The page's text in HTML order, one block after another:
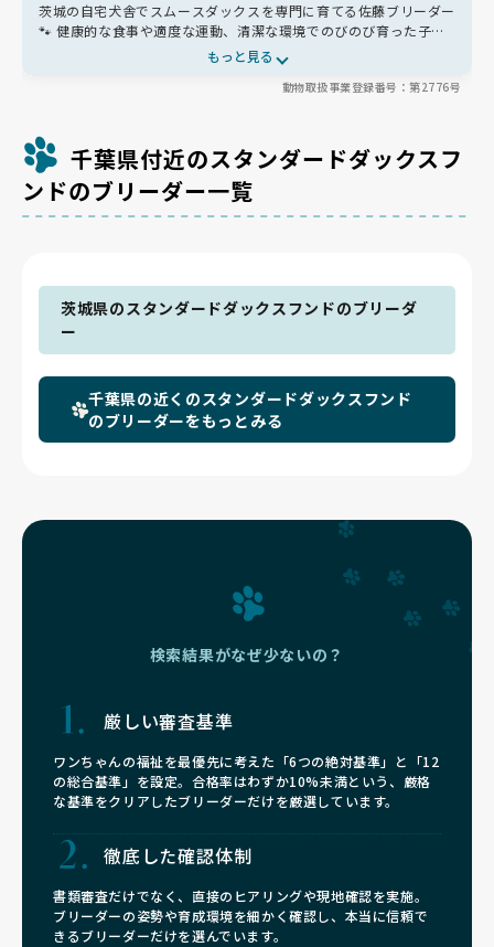
茨城の自宅犬舎でスムースダックスを専門に育てる佐藤ブリーダー
🐾 健康的な食事や適度な運動、清潔な環境でのびのび育った子た
ちは、人懐っこく落ち着いた性格が魅力✨ 愛情たっぷりに育てら
れた子たちは、家族にすぐ馴染むパートナーです😊
もっと見る
動物取扱事業登録番号：第2776号
千葉県付近のスタンダードダックスフ
ンドのブリーダー一覧
茨城県のスタンダードダックスフンドのブリーダ
ー
千葉県の近くのスタンダードダックスフンド
のブリーダーをもっとみる
検索結果がなぜ少ないの？
厳しい審査基準
ワンちゃんの福祉を最優先に考えた「6つの絶対基準」と「12
の総合基準」を設定。合格率はわずか10%未満という、厳格
な基準をクリアしたブリーダーだけを厳選しています。
徹底した確認体制
書類審査だけでなく、直接のヒアリングや現地確認を実施。
ブリーダーの姿勢や育成環境を細かく確認し、本当に信頼で
きるブリーダーだけを選んでいます。